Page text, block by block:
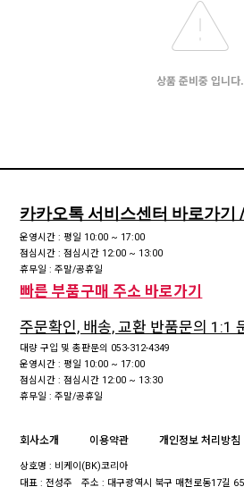
상품 준비중 입니다.
카카오톡 서비스센터 바로가기
운영시간 : 평일 10:00 ~ 17:00
점심시간 : 점심시간 12:00 ~ 13:00
휴무일 : 주말/공휴일
빠른 부품구매 주소 바로가기
주문확인, 배송, 교환 반품문의 1:1
대량 구입 및 총판문의 053-312-4349
운영시간 : 평일 10:00 ~ 17:00
점심시간 : 점심시간 12:00 ~ 13:30
휴무일 : 주말/공휴일
회사소개 이용약관 개인정보 처리방침
상호명 : 비케이(BK)코리아
대표 : 전성주
주소 : 대구광역시 북구 매천로동17길